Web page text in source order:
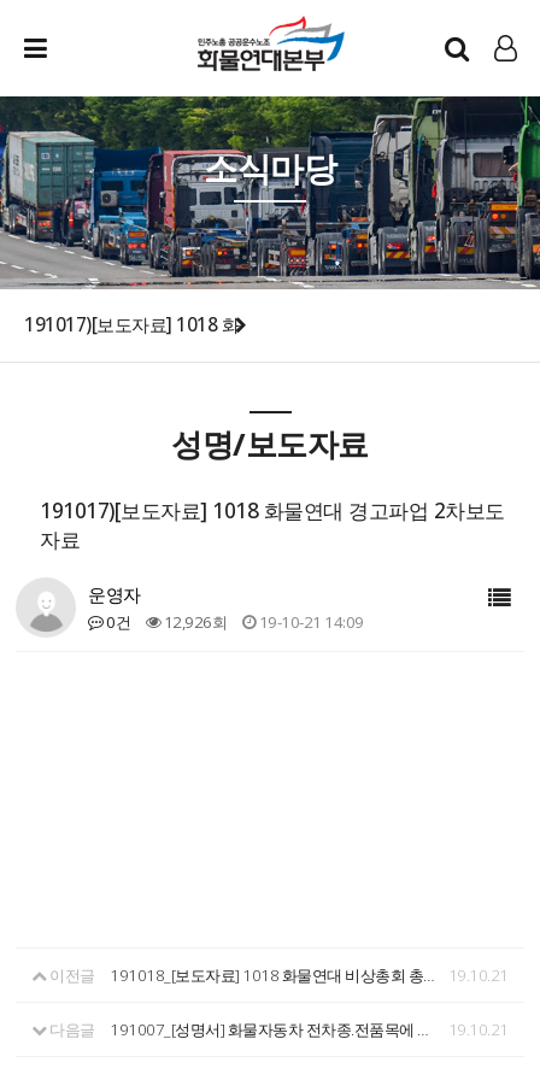
인트라넷
LOG IN
소식마당
191017)[보도자료] 1018 화
성명/보도자료
191017)[보도자료] 1018 화물연대 경고파업 2차보도
자료
운영자
0건 12,926회 19-10-21 14:09
이전글 191018_[보도자료] 1018 화물연대 비상총회 총파업 결정 19.10.21
다음글 191007_[성명서] 화물자동차 전차종.전품목에 산재보험 전면 적용하라! 19.10.21